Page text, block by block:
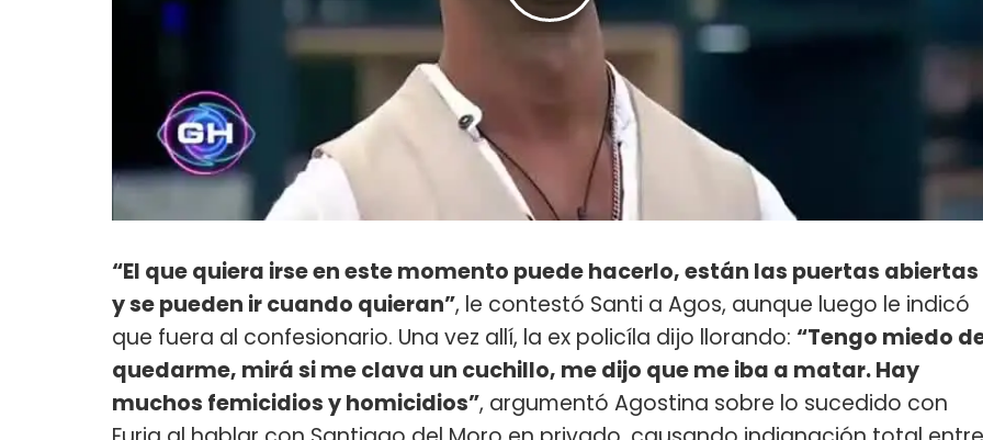
“El que quiera irse en este momento puede hacerlo, están las puertas abiertas
y se pueden ir cuando quieran”, le contestó Santi a Agos, aunque luego le indicó
que fuera al confesionario. Una vez allí, la ex policíla dijo llorando: “Tengo miedo
quedarme, mirá si me clava un cuchillo, me dijo que me iba a matar. Hay
muchos femicidios y homicidios”, argumentó Agostina sobre lo sucedido con